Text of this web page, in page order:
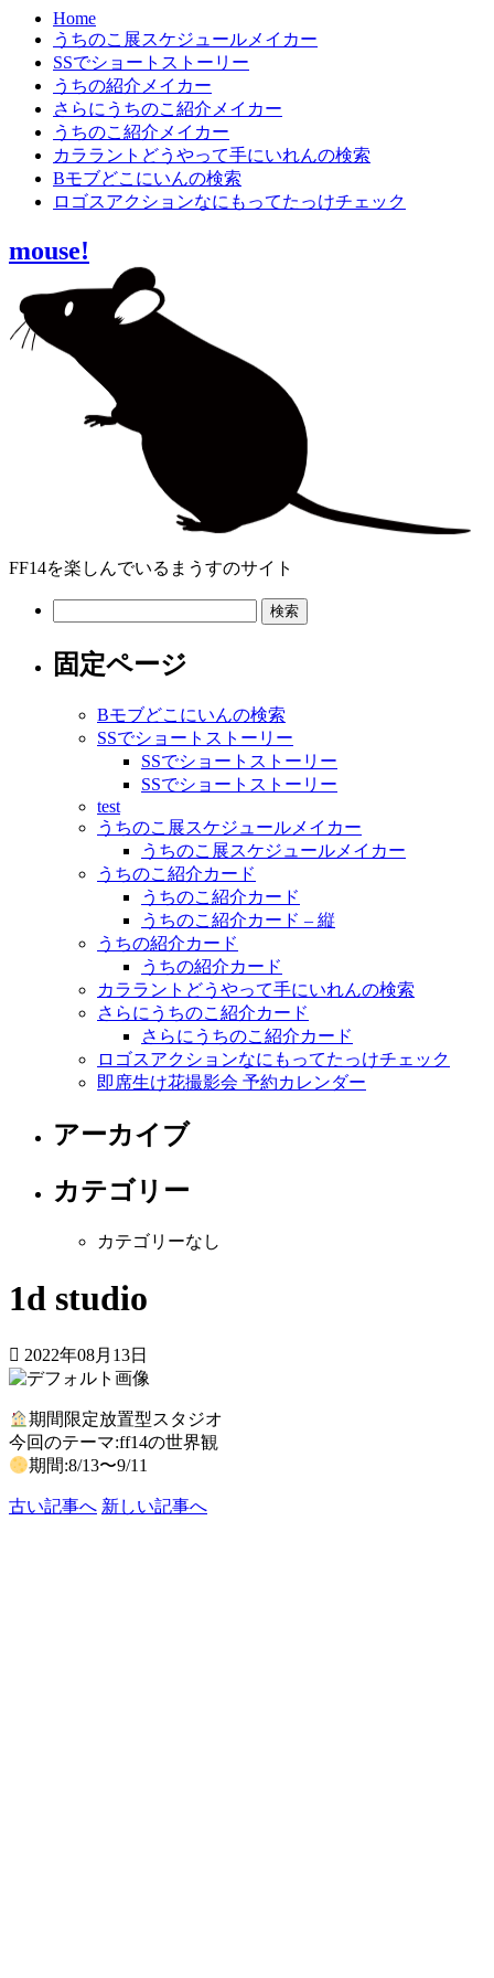
Home
うちのこ展スケジュールメイカー
SSでショートストーリー
うちの紹介メイカー
さらにうちのこ紹介メイカー
うちのこ紹介メイカー
カララントどうやって手にいれんの検索
Bモブどこにいんの検索
ロゴスアクションなにもってたっけチェック
mouse!
FF14を楽しんでいるまうすのサイト
固定ページ
Bモブどこにいんの検索
SSでショートストーリー
SSでショートストーリー
SSでショートストーリー
test
うちのこ展スケジュールメイカー
うちのこ展スケジュールメイカー
うちのこ紹介カード
うちのこ紹介カード
うちのこ紹介カード – 縦
うちの紹介カード
うちの紹介カード
カララントどうやって手にいれんの検索
さらにうちのこ紹介カード
さらにうちのこ紹介カード
ロゴスアクションなにもってたっけチェック
即席生け花撮影会 予約カレンダー
アーカイブ
カテゴリー
カテゴリーなし
1d studio
2022年08月13日
期間限定放置型スタジオ
今回のテーマ:ff14の世界観
期間:8/13〜9/11
古い記事へ 新しい記事へ